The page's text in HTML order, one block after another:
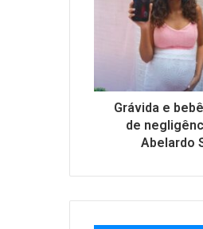
Grávida e
de
Abelardo